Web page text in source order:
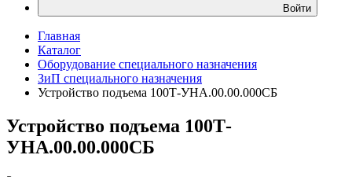
Войти
Главная
Каталог
Оборудование специального назначения
ЗиП специального назначения
Устройство подъема 100Т-УНА.00.00.000СБ
Устройство подъема 100Т-
УНА.00.00.000СБ